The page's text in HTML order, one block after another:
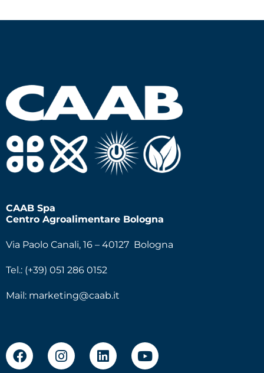
CAAB Spa
Centro Agroalimentare Bologna
Via Paolo Canali, 16 – 40127 Bologna
Tel.: (+39) 051 286 0152
Mail: marketing@caab.it